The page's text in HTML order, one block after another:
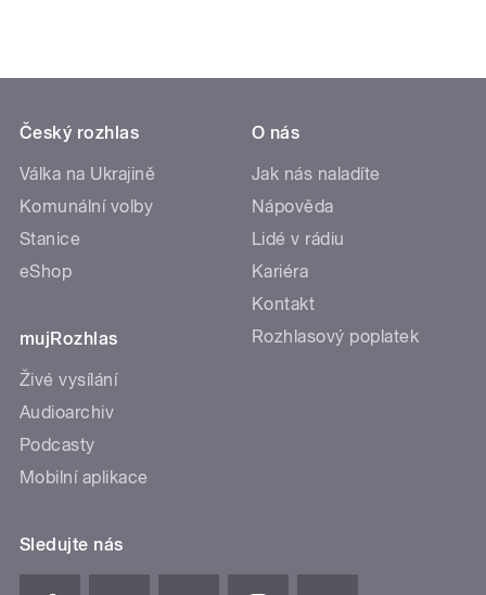
Český rozhlas
Válka na Ukrajině
Komunální volby
Stanice
eShop
mujRozhlas
Živé vysílání
Audioarchiv
Podcasty
Mobilní aplikace
O nás
Jak nás naladíte
Nápověda
Lidé v rádiu
Kariéra
Kontakt
Rozhlasový poplatek
Sledujte nás